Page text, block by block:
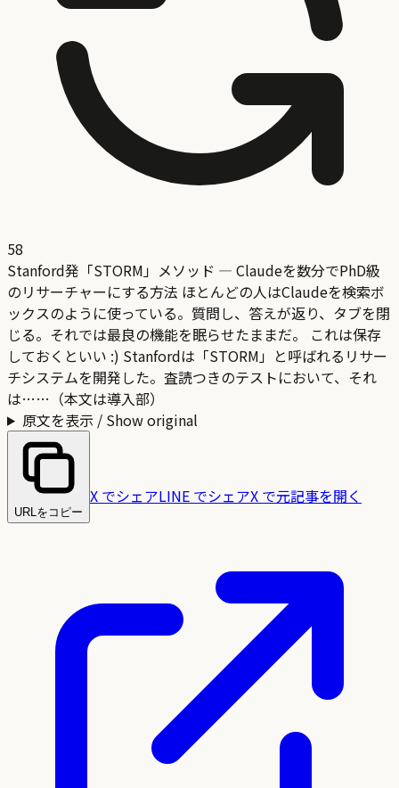
58
Stanford発「STORM」メソッド — Claudeを数分でPhD級
のリサーチャーにする方法 ほとんどの人はClaudeを検索ボ
ックスのように使っている。質問し、答えが返り、タブを閉
じる。それでは最良の機能を眠らせたままだ。 これは保存
しておくといい :) Stanfordは「STORM」と呼ばれるリサー
チシステムを開発した。査読つきのテストにおいて、それ
は……（本文は導入部）
原文を表示 / Show original
URLをコピー
X でシェアLINE でシェアX で元記事を開く